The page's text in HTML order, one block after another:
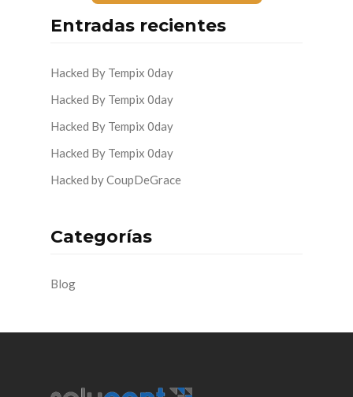
Entradas recientes
Hacked By Tempix 0day
Hacked By Tempix 0day
Hacked By Tempix 0day
Hacked By Tempix 0day
Hacked by CoupDeGrace
Categorías
Blog